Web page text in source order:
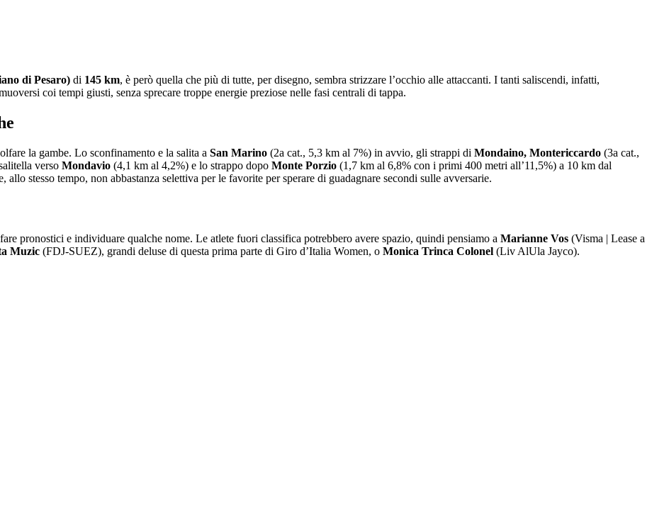
di Pesaro) di 145 km, è però quella che più di tutte, per disegno, sembra strizzare l’occhio alle attaccanti. I tanti saliscendi, infatti,
coi tempi giusti, senza sprecare troppe energie preziose nelle fasi centrali di tappa.
la gambe. Lo sconfinamento e la salita a San Marino (2a cat., 5,3 km al 7%) in avvio, gli strappi di Mondaino, Montericcardo (3a cat.,
verso Mondavio (4,1 km al 4,2%) e lo strappo dopo Monte Porzio (1,7 km al 6,8% con i primi 400 metri all’11,5%) a 10 km dal
stesso tempo, non abbastanza selettiva per le favorite per sperare di guadagnare secondi sulle avversarie.
pronostici e individuare qualche nome. Le atlete fuori classifica potrebbero avere spazio, quindi pensiamo a Marianne Vos (Visma | Lease a
Muzic (FDJ-SUEZ), grandi deluse di questa prima parte di Giro d’Italia Women, o Monica Trinca Colonel (Liv AlUla Jayco).